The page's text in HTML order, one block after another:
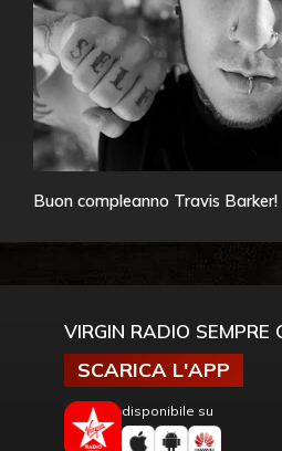
Buon compleanno Travis Barker!
VIRGIN RADIO SEMPRE
SCARICA L'APP
disponibile su